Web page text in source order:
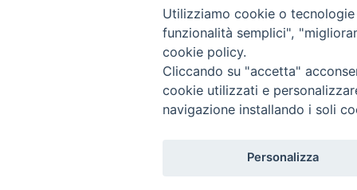
Diocesi di
San Marco Argentano -
Piazza Duomo 6 (145,52 km)
Utilizziamo cookie o
funzionalità semplici",
cookie policy.
Cliccando su "accetta"
cookie utilizzati e
navigazione installando i soli
Personalizza